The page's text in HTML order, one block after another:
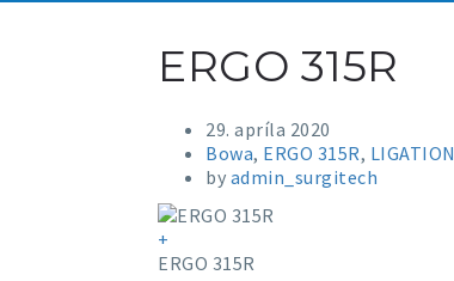
ERGO 315R
29. apríla 2020
Bowa, ERGO 315R, LIGATION
by admin_surgitech
+
ERGO 315R